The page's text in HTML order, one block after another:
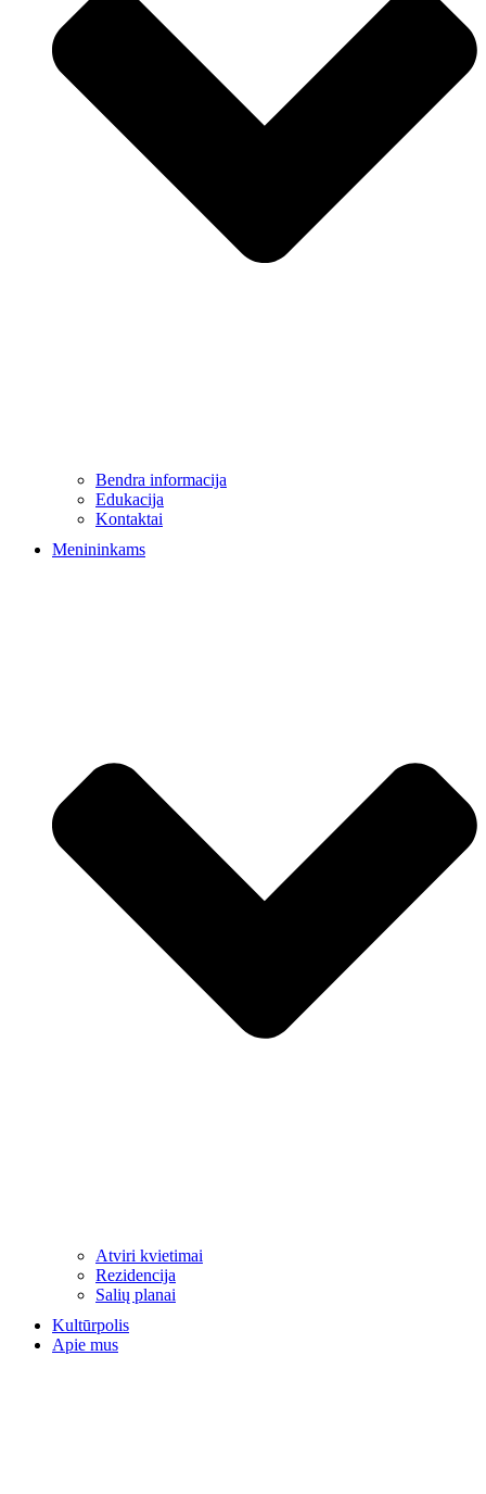
Bendra informacija
Edukacija
Kontaktai
Menininkams
Atviri kvietimai
Rezidencija
Salių planai
Kultūrpolis
Apie mus